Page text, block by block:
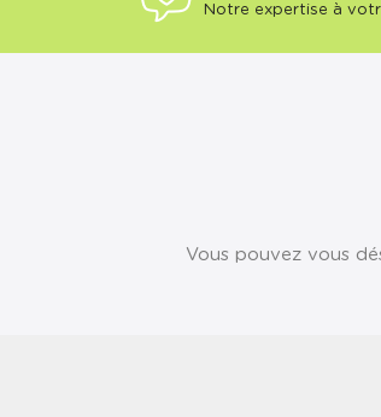
Notre expertise à
Vous pouvez vous